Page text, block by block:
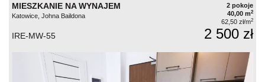
MIESZKANIE NA WYNAJEM
Katowice, Johna Baildona
2 pokoje
40,00 m2
62,50 zł/m2
IRE-MW-55 2 500 zł